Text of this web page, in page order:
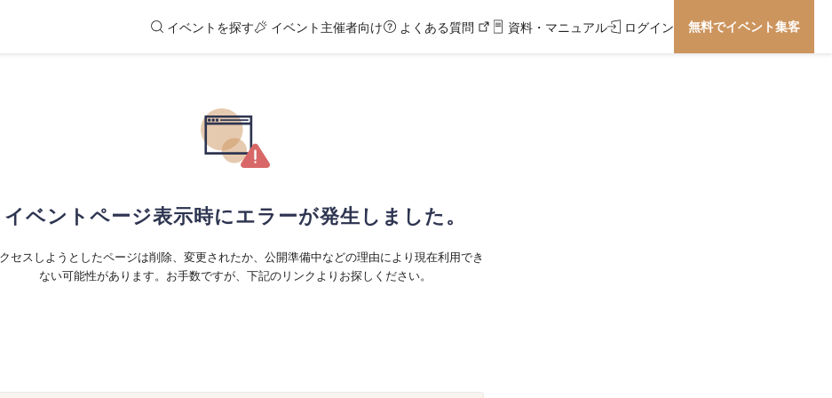
イベントを探す イベント主催者向け よくある質問 資料・マニュアル ログイン 無料でイベント集客
イベントページ表示時にエラーが発生しました。
セスしようとしたページは削除、変更されたか、公開準備中などの理由により現在利用でき
ない可能性があります。お手数ですが、下記のリンクよりお探しください。